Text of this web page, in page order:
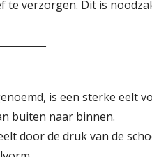
te verzorgen. Dit is
is een sterke eelt
buiten naar binnen.
door de druk van de